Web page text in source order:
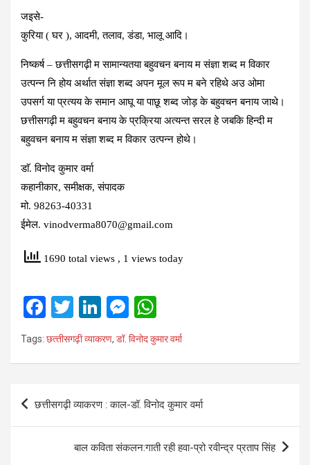
जइसे-
कुरिया ( घर ), आदमी, तलाव, डंडा, भालू आदि।
निष्कर्ष – छत्तीसगढ़ी म सामान्यतया बहुवचन बनाय म संज्ञा शब्द म विकार
उत्पन्न नि होय अर्थात संज्ञा शब्द अपन मूल रूप म बने रहिथे अउ ओमा
उपसर्ग या प्रत्यय के समान आघू या पाछू शब्द जोड़ के बहुवचन बनाय जाथे।
छत्तीसगढ़ी म बहुवचन बनाय के प्रक्रिया अत्यन्त सरल हे जबकि हिन्दी म
बहुवचन बनाय म संज्ञा शब्द म विकार उत्पन्न होथे।
डाॅ. विनोद कुमार वर्मा
कहानीकार, समीक्षक, संपादक
मो. 98263-40331
ईमेल. vinodverma8070@gmail.com
1690 total views , 1 views today
F
a
ce
o
T
wi
tt
Li
n
ke
n
M
es
se
g
h
at
A
p
p
Tags: छत्‍तीसगढ़ी व्‍याकरण, डॉ. विनोद कुमार वर्मा
navigation
छत्तीसगढ़ी व्याकरण : काल-डॉ. विनोद कुमार वर्मा
बाल कविता संकलन:गाती रही हवा-प्रो रवीन्द्र प्रताप सिंह